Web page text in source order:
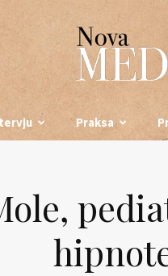
Praksa